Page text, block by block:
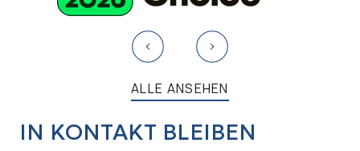
ALLE ANSEHEN
IN KONTAKT BLEIBEN